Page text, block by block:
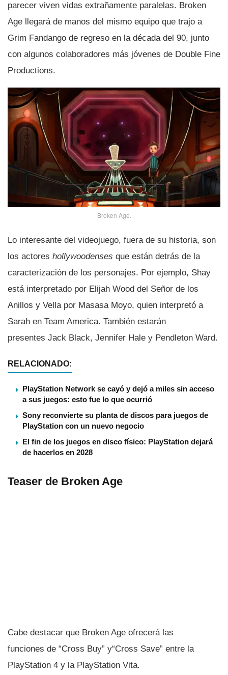
parecer viven vidas extrañamente paralelas. Broken
Age llegará de manos del mismo equipo que trajo a
Grim Fandango de regreso en la década del 90, junto
con algunos colaboradores más jóvenes de Double Fine
Productions.
Broken Age.
Lo interesante del videojuego, fuera de su historia, son
los actores hollywoodenses que están detrás de la
caracterización de los personajes. Por ejemplo, Shay
está interpretado por Elijah Wood del Señor de los
Anillos y Vella por Masasa Moyo, quien interpretó a
Sarah en Team America. También estarán
presentes Jack Black, Jennifer Hale y Pendleton Ward.
RELACIONADO:
PlayStation Network se cayó y dejó a miles sin acceso
a sus juegos: esto fue lo que ocurrió
Sony reconvierte su planta de discos para juegos de
PlayStation con un nuevo negocio
El fin de los juegos en disco físico: PlayStation dejará
de hacerlos en 2028
Teaser de Broken Age
Cabe destacar que Broken Age ofrecerá las
funciones de “Cross Buy” y“Cross Save” entre la
PlayStation 4 y la PlayStation Vita.